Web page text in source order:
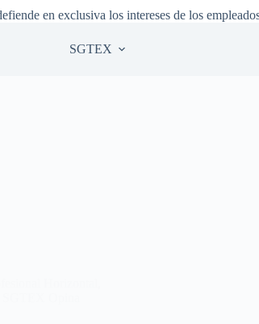
en exclusiva los intereses de los
SGTEX